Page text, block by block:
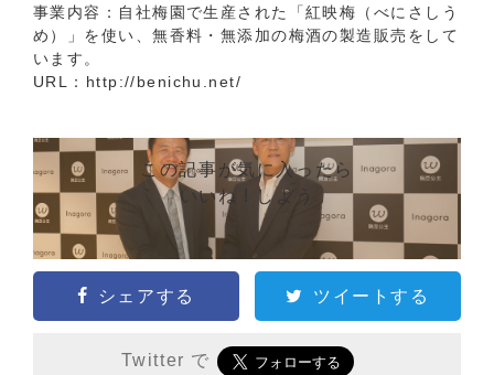
事業内容：自社梅園で生産された「紅映梅（べにさしう
め）」を使い、無香料・無添加の梅酒の製造販売をして
います。
URL： http://benichu.net/
この記事が気に入ったら
いいね ! しよう
シェアする ツイートする
Twitter で